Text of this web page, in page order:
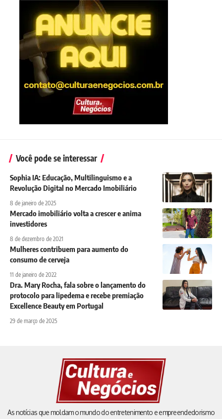
Você pode se interessar
Sophia IA: Educação, Multilinguismo e a
Revolução Digital no Mercado Imobiliário
8 de janeiro de 2025
Mercado imobiliário volta a crescer e anima
investidores
8 de dezembro de 2021
Mulheres contribuem para aumento do
consumo de cerveja
11 de janeiro de 2022
Dra. Mary Rocha, fala sobre o lançamento do
protocolo para lipedema e recebe premiação
Excellence Beauty em Portugal
29 de março de 2025
As notícias que moldam o mundo do entretenimento e empreendedorismo